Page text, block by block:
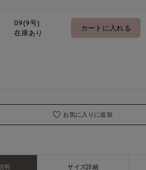
09(9号)
在庫あり
カートに入れる
お気に入りに追加
明 サイズ詳細